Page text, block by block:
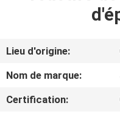
PROPOS
DE
NOUS
Lieu d'origine:
Nom de marque:
Certification: